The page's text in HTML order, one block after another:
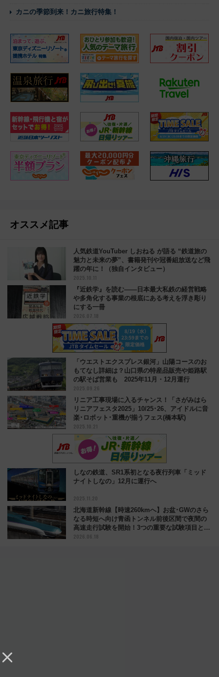
カニの季節到来！カニ旅行特集！
オススメ記事
人気鉄道YouTuber しおねる が語る “鉄道旅の
魅力と未来の夢”、書籍発刊や冠番組放送など飛
躍の年に！（独自インタビュー）
2025.10.11
『近鉄学』を読む――日本最大私鉄の経営戦略
や多角化する事業の根底にある考えを浮き彫り
にする一冊
2026.07.18
「ウエストエクスプレス銀河」山陽コースのお
もてなし詳細は？山口県の特産品販売や姫路駅
の駅そば営業も 2025年11月・12月運行
2025.09.26
リニア工事現場に入るチャンス！「さがみはら
リニアフェスタ2025」10/25･26、アイドルに音
楽･ロボット･重機が揃うフェス(橋本駅)
2025.10.21
しなの鉄道、SR1系初となる夜行列車「ミッド
ナイトしなの」12月に運行へ
2025.11.20
北海道新幹線【時速260kmへ】お盆･GWのさら
なる時短へ向け青函トンネル前後区間で夜間の
高速走行試験を開始！3つの重要な試験項目と
は？
2026.06.18